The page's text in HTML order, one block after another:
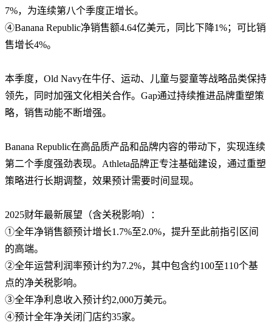
7%，为连续第八个季度正增长。
④Banana Republic净销售额4.64亿美元，同比下降1%；可比销
售增长4%。
本季度，Old Navy在牛仔、运动、儿童与婴童等战略品类保持
领先，同时加强文化相关合作。Gap通过持续推进品牌重塑策
略，销售动能不断增强。
Banana Republic在高品质产品和品牌内容的带动下，实现连续
第二个季度强劲表现。Athleta品牌正专注基础建设，通过重塑
策略进行长期调整，效果预计需要时间显现。
2025财年最新展望（含关税影响）：
①全年净销售额预计增长1.7%至2.0%，提升至此前指引区间
的高端。
②全年运营利润率预计约为7.2%，其中包含约100至110个基
点的净关税影响。
③全年净利息收入预计约2,000万美元。
④预计全年净关闭门店约35家。